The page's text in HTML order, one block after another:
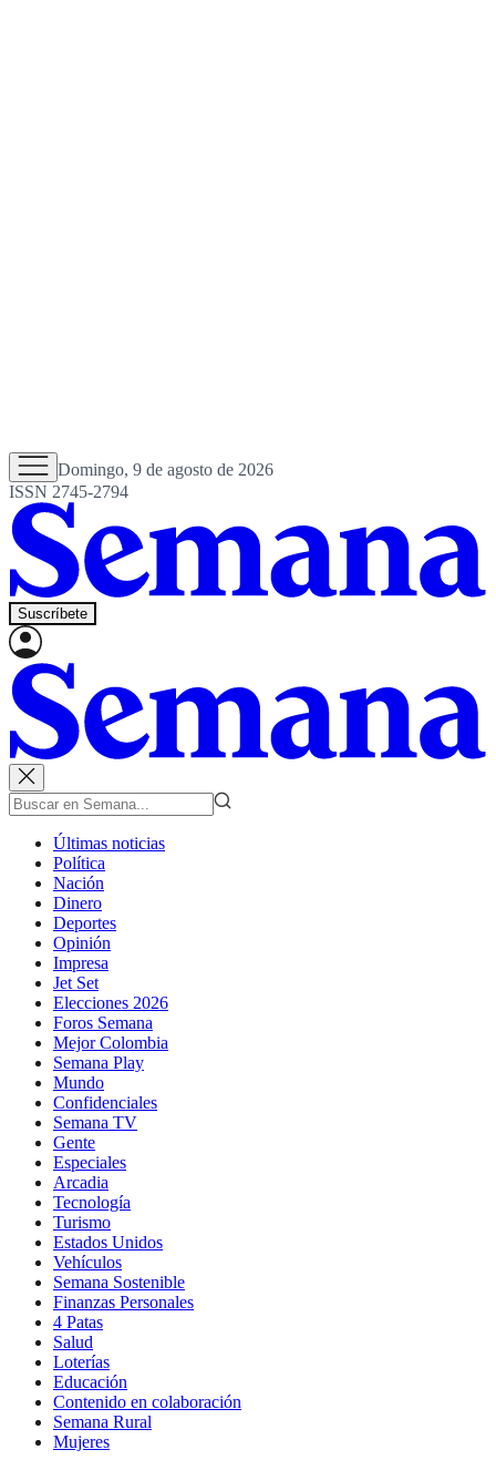
Domingo, 9 de agosto de 2026
ISSN 2745-2794
Suscríbete
Últimas noticias
Política
Nación
Dinero
Deportes
Opinión
Impresa
Jet Set
Elecciones 2026
Foros Semana
Mejor Colombia
Semana Play
Mundo
Confidenciales
Semana TV
Gente
Especiales
Arcadia
Tecnología
Turismo
Estados Unidos
Vehículos
Semana Sostenible
Finanzas Personales
4 Patas
Salud
Loterías
Educación
Contenido en colaboración
Semana Rural
Mujeres